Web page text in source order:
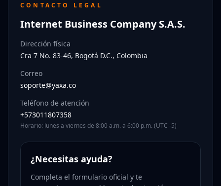
CONTACTO LEGAL
Internet Business Company S.A.S.
Dirección física
Cra 7 No. 83-46, Bogotá D.C., Colombia
Correo
soporte@yaxa.co
Teléfono de atención
+573011807358
Horario: lunes a viernes de 8:00 a.m. a 6:00 p.m. (UTC -5)
¿Necesitas ayuda?
Completa el formulario oficial y te